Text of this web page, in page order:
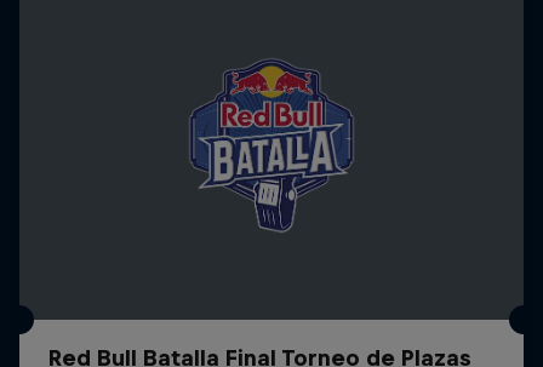
Red Bull Batalla Final Torneo de Plazas